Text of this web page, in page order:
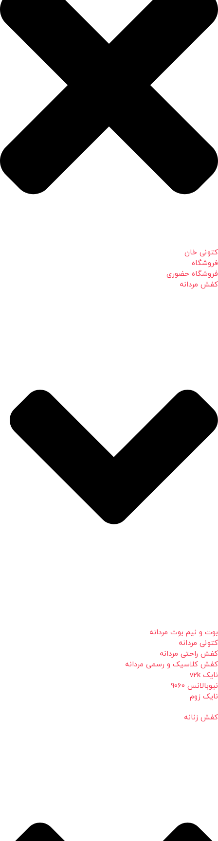
کتونی خان
فروشگاه
فروشگاه حضوری
کفش مردانه
بوت و نیم بوت مردانه
کتونی مردانه
کفش راحتی مردانه
کفش کلاسیک و رسمی مردانه
نایک v2k
نیوبالانس 9060
نایک زوم
کفش زنانه